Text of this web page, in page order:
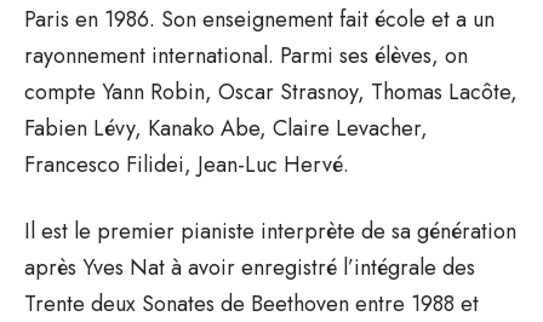
Paris en 1986. Son enseignement fait école et a un
rayonnement international. Parmi ses élèves, on
compte Yann Robin, Oscar Strasnoy, Thomas Lacôte,
Fabien Lévy, Kanako Abe, Claire Levacher,
Francesco Filidei, Jean-Luc Hervé.
Il est le premier pianiste interprète de sa génération
après Yves Nat à avoir enregistré l’intégrale des
Trente deux Sonates de Beethoven entre 1988 et